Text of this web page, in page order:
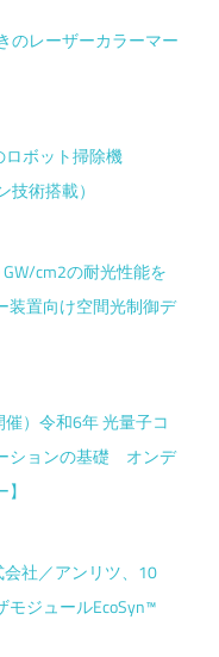
レーザーカラーマー
ロボット掃除機
技術搭載）
cm2の耐光性能を
装置向け空間光制御デ
）令和6年 光量子コ
ションの基礎 オンデ
会社／アンリツ、10
モジュールEcoSyn™